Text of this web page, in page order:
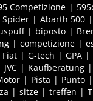
Competizione
Spider Abarth 500
biposto
competizione
Fiat G-tech GPA
JVC Kaufberatung
Pista Punto
sitze treffen